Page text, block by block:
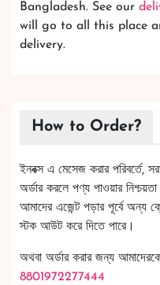
Bangladesh. See our
will go to all this place
delivery.
How to Order?
ইনবক্স এ মেসেজ করার
অর্ডার করলে পণ্য পাওয়ার
আমাদের এজেন্ট পড়ার পূর্বে
স্টক আউট করে দিতে পারে।
অথবা অর্ডার করার জন্য
8801972277444